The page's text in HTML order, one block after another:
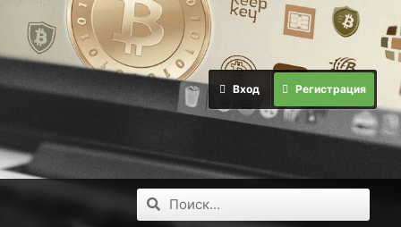
Вход Регистрация